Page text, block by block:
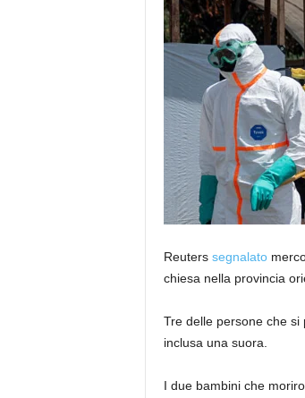
Reuters segnalato
chiesa nella provincia
Tre delle persone che si
inclusa una suora.
I due bambini che